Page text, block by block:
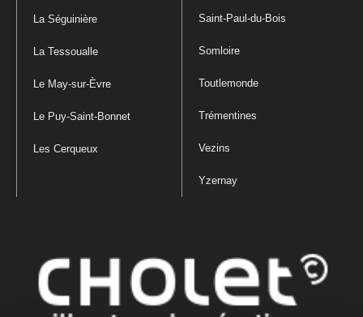
La Séguinière
La Tessoualle
Le May-sur-Èvre
Le Puy-Saint-Bonnet
Les Cerqueux
Saint-Paul-du-Bois
Somloire
Toutlemonde
Trémentines
Vezins
Yzernay